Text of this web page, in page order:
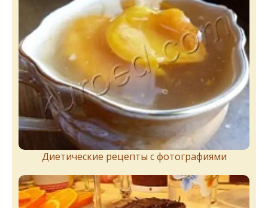
Диетические рецепты с фотографиями